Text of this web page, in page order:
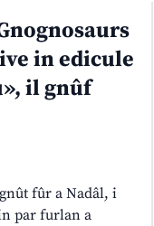
in edicule
il gnûf
fûr a Nadâl, i
par furlan a